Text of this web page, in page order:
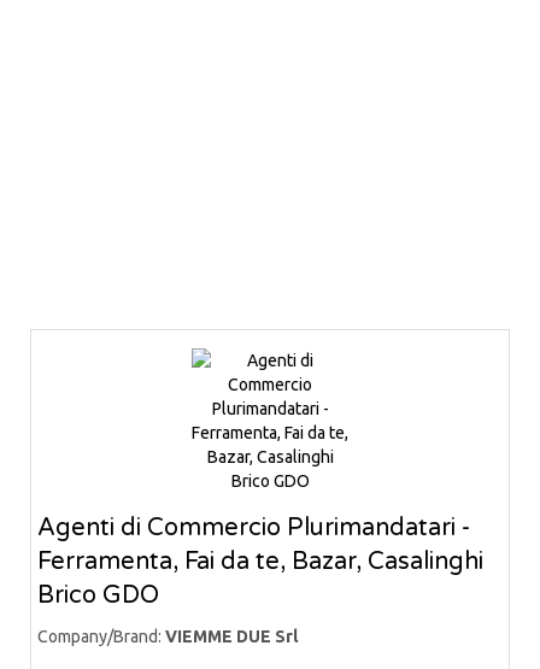
Agenti di Commercio Plurimandatari -
Ferramenta, Fai da te, Bazar, Casalinghi
Brico GDO
Company/Brand: VIEMME DUE Srl